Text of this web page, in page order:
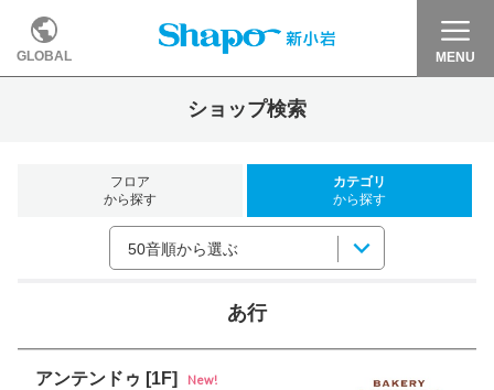
GLOBAL MENU
ショップ検索
フロア
から探す
カテゴリ
から探す
50音順から選ぶ
あ行
アンテンドゥ [1F] New!